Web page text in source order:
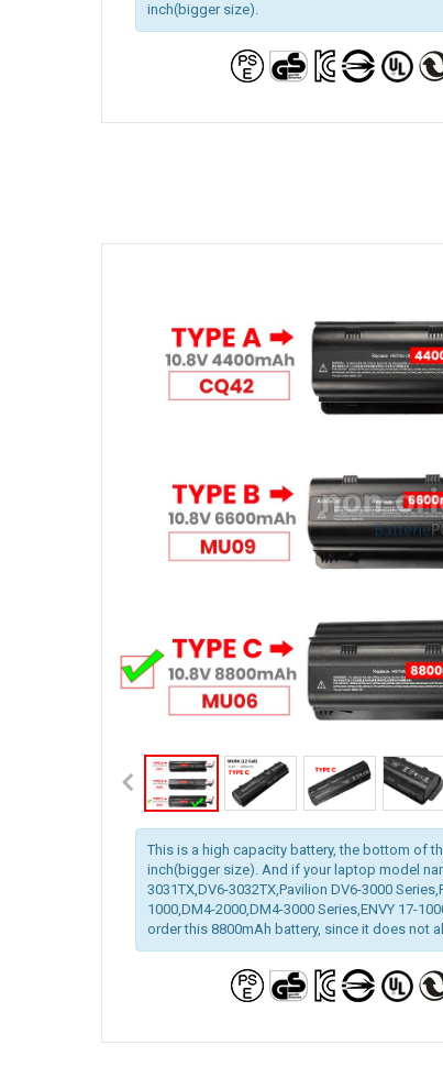
inch(bigger size).
This is a high capacity battery, the bottom of
inch(bigger size). And if your laptop model
3031TX,DV6-3032TX,Pavilion DV6-3000
1000,DM4-2000,DM4-3000 Series,ENVY 17-
order this 8800mAh battery, since it does not